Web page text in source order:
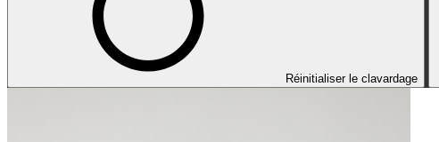
Réinitialiser le clavardage